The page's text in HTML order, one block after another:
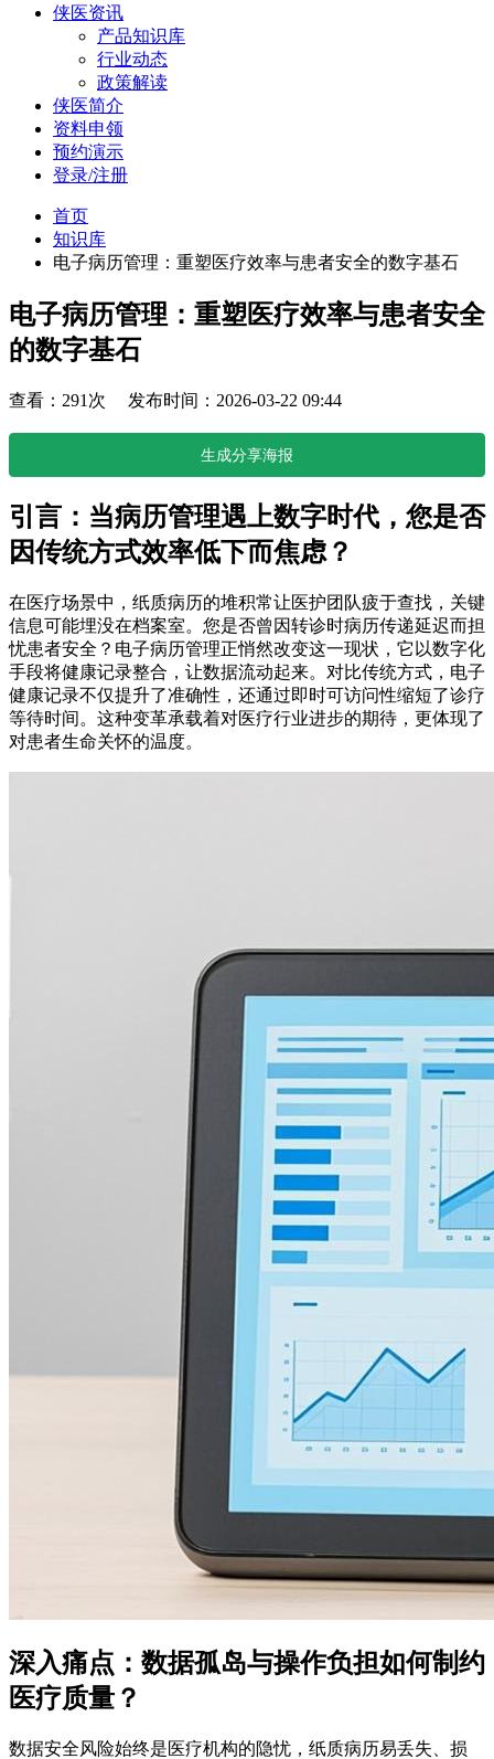
侠医资讯
产品知识库
行业动态
政策解读
侠医简介
资料申领
预约演示
登录/注册
首页
知识库
电子病历管理：重塑医疗效率与患者安全的数字基石
电子病历管理：重塑医疗效率与患者安全
的数字基石
查看：291次 发布时间：2026-03-22 09:44
生成分享海报
引言：当病历管理遇上数字时代，您是否
因传统方式效率低下而焦虑？
在医疗场景中，纸质病历的堆积常让医护团队疲于查找，关键
信息可能埋没在档案室。您是否曾因转诊时病历传递延迟而担
忧患者安全？电子病历管理正悄然改变这一现状，它以数字化
手段将健康记录整合，让数据流动起来。对比传统方式，电子
健康记录不仅提升了准确性，还通过即时可访问性缩短了诊疗
等待时间。这种变革承载着对医疗行业进步的期待，更体现了
对患者生命关怀的温度。
深入痛点：数据孤岛与操作负担如何制约
医疗质量？
数据安全风险始终是医疗机构的隐忧，纸质病历易丢失、损